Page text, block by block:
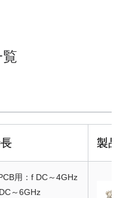
製品
用：f DC～4GHz
～6GHz